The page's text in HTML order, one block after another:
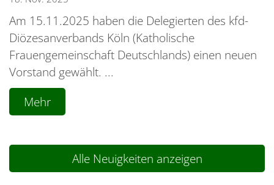
Am 15.11.2025 haben die Delegierten des kfd-
Diözesanverbands Köln (Katholische
Frauengemeinschaft Deutschlands) einen neuen
Vorstand gewählt. ...
Mehr
Alle Neuigkeiten anzeigen